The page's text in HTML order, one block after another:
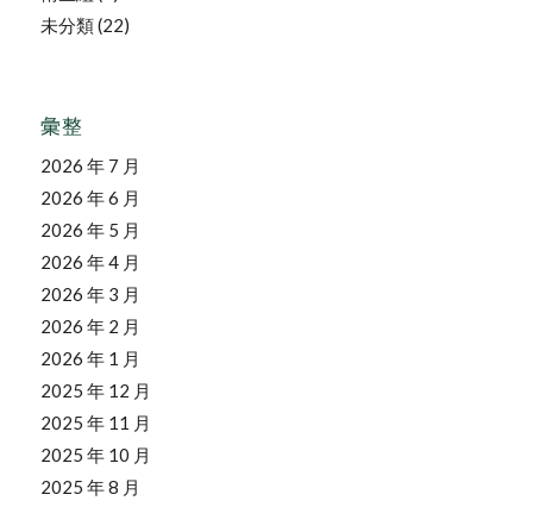
未分類(22)
彙整
2026 年 7 月
2026 年 6 月
2026 年 5 月
2026 年 4 月
2026 年 3 月
2026 年 2 月
2026 年 1 月
2025 年 12 月
2025 年 11 月
2025 年 10 月
2025 年 8 月